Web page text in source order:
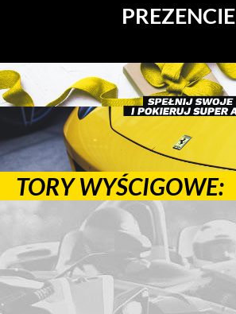
PREZENCIE
TORY WYŚCIGOWE: